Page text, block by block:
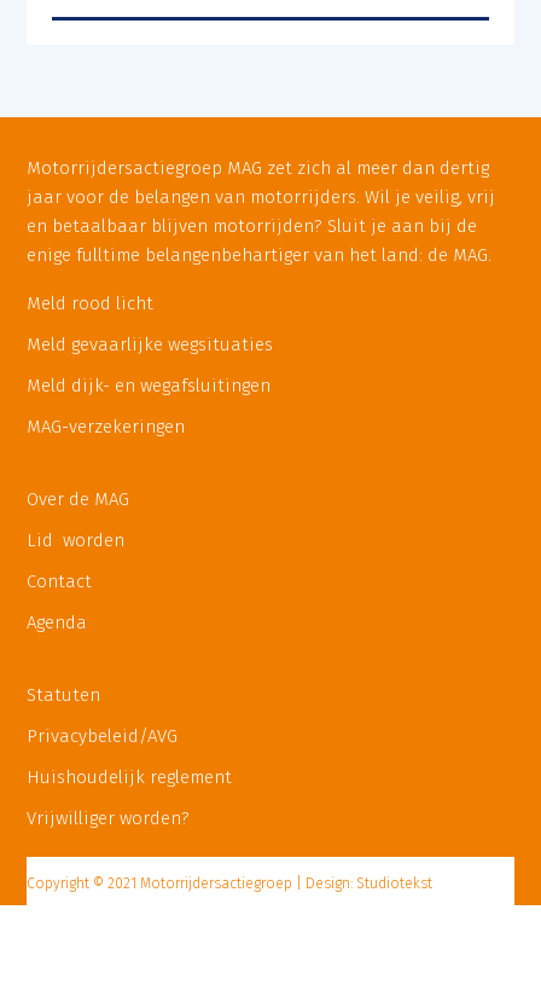
Meld rood licht
Meld gevaarlijke wegsituaties
Meld dijk- en wegafsluitingen
MAG-verzekeringen
Over de MAG
Lid worden
Contact
Agenda
Statuten
Privacybeleid/AVG
Huishoudelijk reglement
Vrijwilliger worden?
Motorrijdersactiegroep MAG zet zich al meer dan dertig
jaar voor de belangen van motorrijders. Wil je veilig, vrij
en betaalbaar blijven motorrijden? Sluit je aan bij de
enige fulltime belangenbehartiger van het land: de MAG.
Copyright © 2021 Motorrijdersactiegroep | Design: Studiotekst